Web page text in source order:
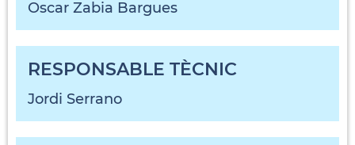
Oscar Zabia Bargues
RESPONSABLE TÈCNIC
Jordi Serrano